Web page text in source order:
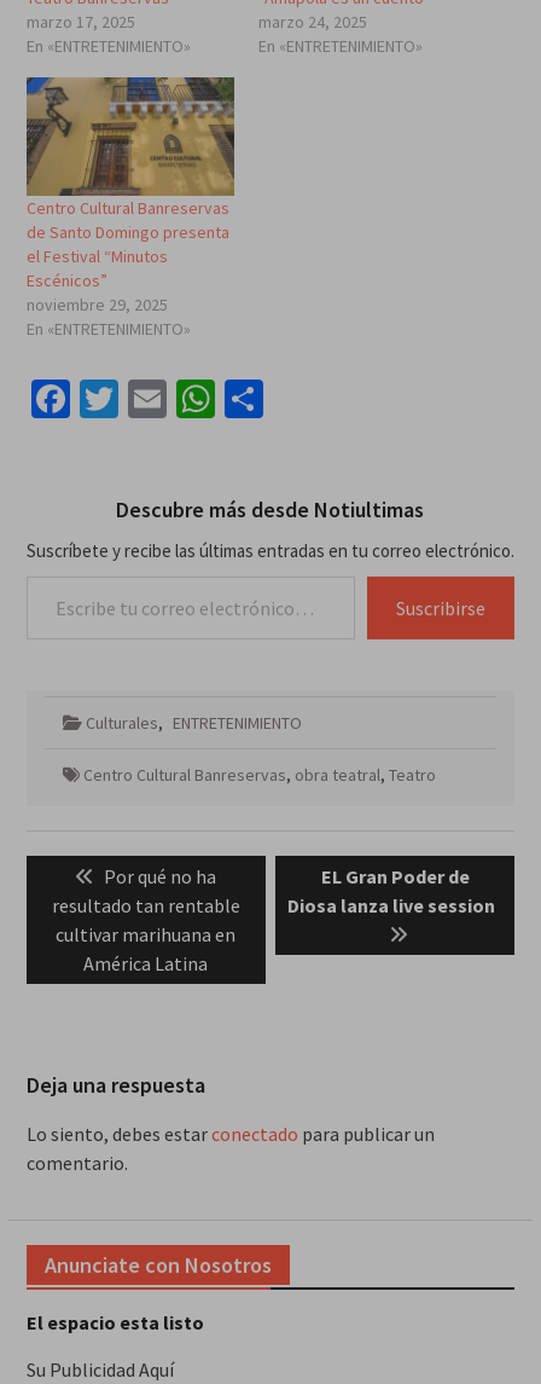
marzo 17, 2025
En «ENTRETENIMIENTO»
marzo 24, 2025
En «ENTRETENIMIENTO»
Centro Cultural Banreservas
de Santo Domingo presenta
el Festival “Minutos
Escénicos”
noviembre 29, 2025
En «ENTRETENIMIENTO»
Facebook
Twitter
EmailWhatsApp
Compartir
Descubre más desde Notiultimas
Suscríbete y recibe las últimas entradas en tu correo electrónico.
Suscribirse
Culturales, ENTRETENIMIENTO
Centro Cultural Banreservas, obra teatral, Teatro
Navegación
entradas
Previous
post:
Por qué no ha
resultado tan rentable
cultivar marihuana en
América Latina
Next
post:
EL Gran Poder de
Diosa lanza livesession
Deja una respuesta
Lo siento, debes estarconectado para publicar un
comentario.
Anunciate con Nosotros
El espacio esta listo
Su Publicidad Aquí